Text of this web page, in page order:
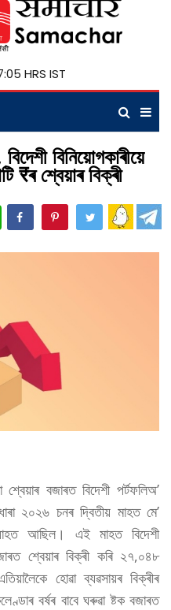
HRS IST
বিনিয়োগকাৰীয়ে
শ্বেয়াৰ বিক্ৰী
WhatsApp
বজাৰত বিদেশী পৰ্টফলিঅ’
২০২৬ চনৰ দ্বিতীয় মাহত মে’
আছিল। এই মাহত বিদেশী
শ্বেয়াৰ বিক্ৰী কৰি ২৭,০৪৮
হোৱা ব্যৱসায়ৰ বিক্ৰীৰ
বৰ্ষৰ বাবে ঘৰুৱা ষ্টক বজাৰত